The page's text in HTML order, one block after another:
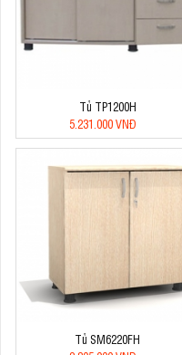
Tủ TP1200H
5.231.000 VNĐ
Tủ SM6220FH